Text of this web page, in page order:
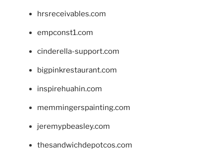
hrsreceivables.com
empconst1.com
cinderella-support.com
bigpinkrestaurant.com
inspirehuahin.com
memmingerspainting.com
jeremypbeasley.com
thesandwichdepotcos.com